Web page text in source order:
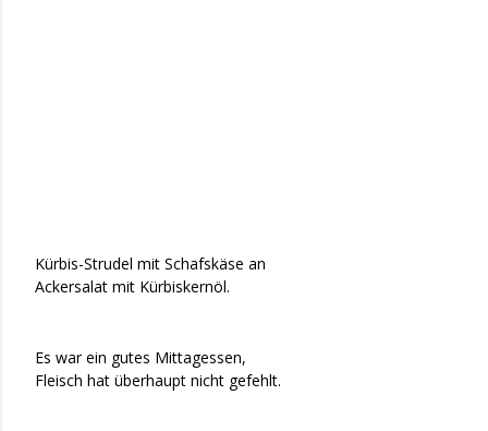
Kürbis-Strudel mit Schafskäse an
Ackersalat mit Kürbiskernöl.
Es war ein gutes Mittagessen,
Fleisch hat überhaupt nicht gefehlt.